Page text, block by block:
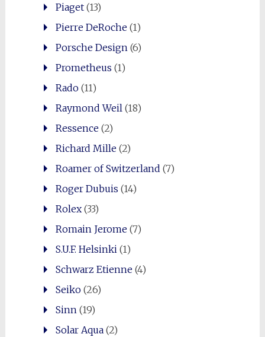
Piaget(13)
Pierre DeRoche(1)
Porsche Design (6)
Prometheus (1)
Rado(11)
Raymond Weil (18)
Ressence(2)
Richard Mille(2)
Roamer of Switzerland (7)
Roger Dubuis (14)
Rolex(33)
Romain Jerome(7)
S.U.F. Helsinki (1)
Schwarz Etienne(4)
Seiko(26)
Sinn (19)
Solar Aqua(2)